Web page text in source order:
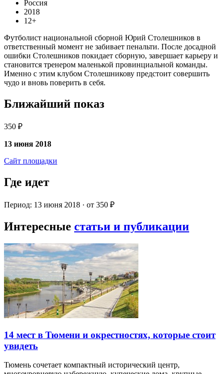
Россия
2018
12+
Футболист национальной сборной Юрий Столешников в
ответственный момент не забивает пенальти. После досадной
ошибки Столешников покидает сборную, завершает карьеру и
становится тренером маленькой провинциальной команды.
Именно с этим клубом Столешникову предстоит совершить
чудо и вновь поверить в себя.
Ближайший показ
350 ₽
13 июня 2018
Сайт площадки
Где идет
Период: 13 июня 2018 · от 350 ₽
Интересные статьи и публикации
14 мест в Тюмени и окрестностях, которые стоит
увидеть
Тюмень сочетает компактный исторический центр,